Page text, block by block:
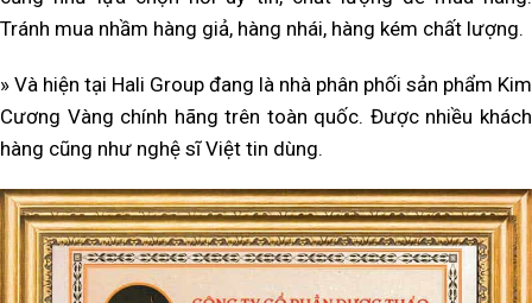
Tránh mua nhầm hàng giả, hàng nhái, hàng kém chất lượng.
» Và hiện tại Hali Group đang là nhà phân phối sản phẩm Kim
Cương Vàng chính hãng trên toàn quốc. Được nhiều khách
hàng cũng như nghệ sĩ Việt tin dùng.